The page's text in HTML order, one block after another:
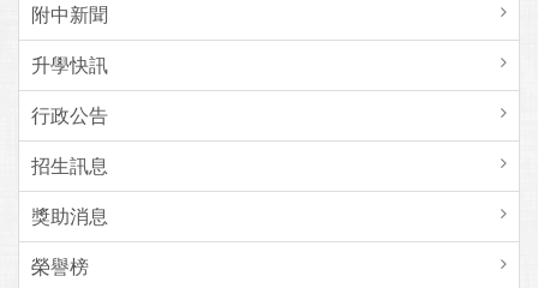
附中新聞
升學快訊
行政公告
招生訊息
獎助消息
榮譽榜